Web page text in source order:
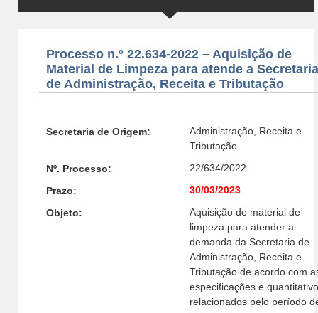
Processo n.º 22.634-2022 – Aquisição de
Material de Limpeza para atende a Secretaria
de Administração, Receita e Tributação
Secretaria de Origem:
Administração, Receita e
Tributação
Nº. Processo: 22/634/2022
Prazo: 30/03/2023
Objeto:
Aquisição de material de
limpeza para atender a
demanda da Secretaria de
Administração, Receita e
Tributação de acordo com
especificações e
relacionados pelo período